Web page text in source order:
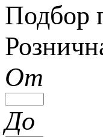
Подбор
От
До